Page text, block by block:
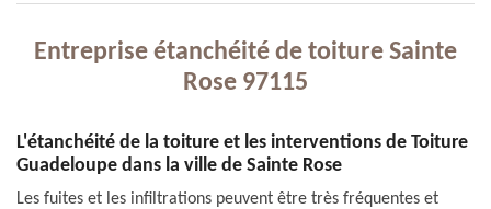
Entreprise étanchéité de toiture Sainte
Rose 97115
L'étanchéité de la toiture et les interventions de Toiture
Guadeloupe dans la ville de Sainte Rose
Les fuites et les infiltrations peuvent être très fréquentes et